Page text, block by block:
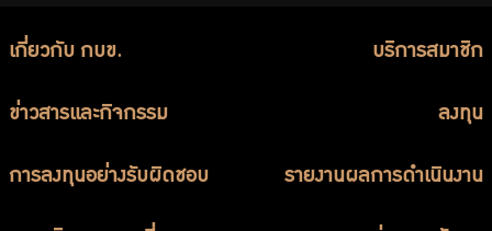
เกี่ยวกับ กบข. บริการสมาชิก
ข่าวสารและกิจกรรม ลงทุน
การลงทุนอย่างรับผิดชอบ รายงานผลการดำเนินงาน